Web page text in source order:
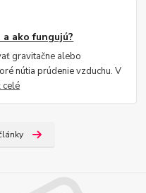
ako fungujú?
gravitačne alebo
nútia prúdenie vzduchu. V
celé